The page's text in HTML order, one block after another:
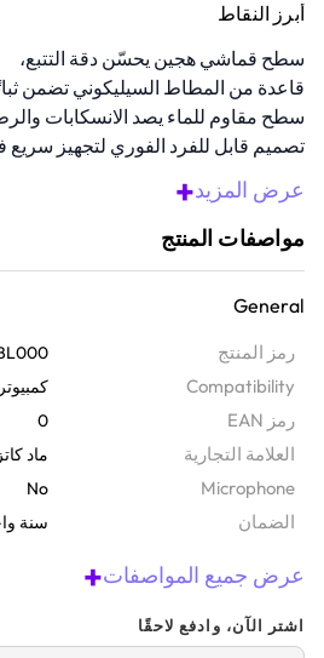
أبرز النقاط
سطح قماشي هجين يحسّن دقة التتبع،
قاعدة من المطاط السيليكوني تضمن
سطح مقاوم للماء يصد الانسكابات
تصميم قابل للفرد الفوري لتجهيز
حواف مقاومة للتآكل تحافظ على المتانة
استمتع باللعب بسهولة مع لوحة ماوس
المتين والسيليكون، مما يجعلها ثابتة في
إلى ذلك، فهي مقاومة للماء لتحمّل جلسات
وتُنظف بسهولة بمسحة سريعة، مما يجعلها
التنقل.
عرض المزيد+
مواصفات المنتج
General
رمز المنتج
Compatibility
رمز EAN 0
‫العلامة التجارية ماد كاتز
Microphone
No
الضمان‬ سنة
عرض جميع المواصفات+
اشتر الآن، وادفع لاحقًا